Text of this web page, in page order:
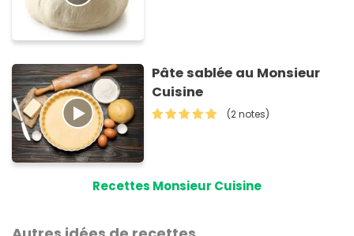
Pâte sablée au Monsieur
Cuisine
(2 notes)
Recettes Monsieur Cuisine